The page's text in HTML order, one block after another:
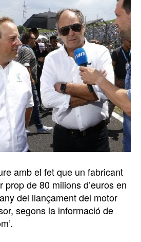
amb el fet que un fabricant
de 80 milions d’euros en
del llançament del motor
segons la informació de